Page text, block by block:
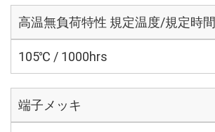
高温無負荷特性 規定温度/規定時間
105℃ / 1000hrs
端子メッキ